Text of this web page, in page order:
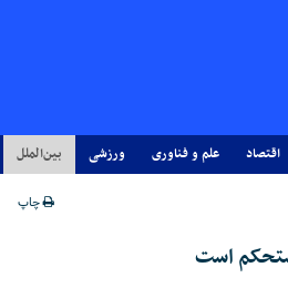
اقتصاد علم و فناوری ورزشی بین‌الملل
چاپ
است